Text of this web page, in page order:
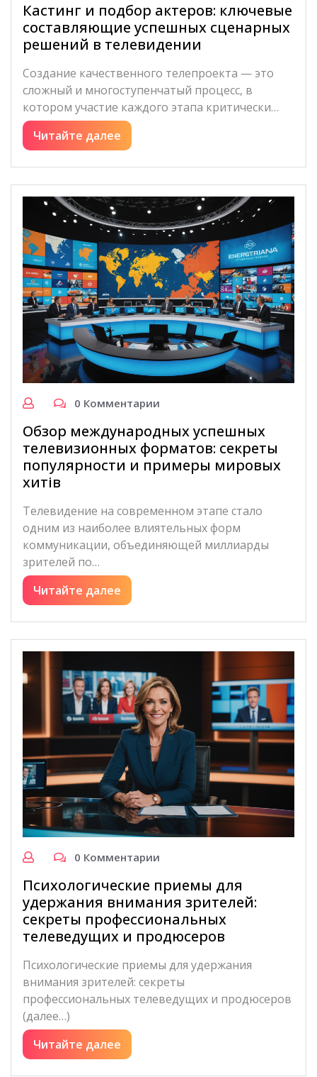
Кастинг и подбор актеров: ключевые
составляющие успешных сценарных
решений в телевидении
Создание качественного телепроекта — это
сложный и многоступенчатый процесс, в
котором участие каждого этапа критически…
Читайте далее
0 Комментарии
Обзор международных успешных
телевизионных форматов: секреты
популярности и примеры мировых
хитів
Телевидение на современном этапе стало
одним из наиболее влиятельных форм
коммуникации, объединяющей миллиарды
зрителей по…
Читайте далее
0 Комментарии
Психологические приемы для
удержания внимания зрителей:
секреты профессиональных
телеведущих и продюсеров
Психологические приемы для удержания
внимания зрителей: секреты
профессиональных телеведущих и продюсеров
(далее…)
Читайте далее